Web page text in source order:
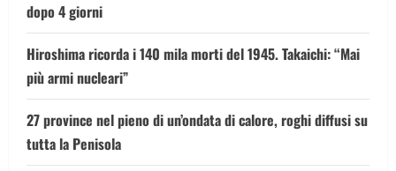
dopo 4 giorni
Hiroshima ricorda i 140 mila morti del 1945. Takaichi: “Mai
più armi nucleari”
27 province nel pieno di un’ondata di calore, roghi diffusi su
tutta la Penisola